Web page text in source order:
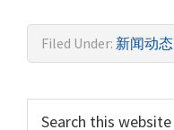
Filed Under: 新闻动态